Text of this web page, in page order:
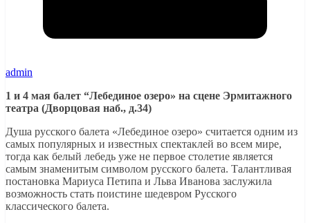
admin
1 и 4 мая балет “Лебединое озеро» на сцене Эрмитажного
театра (Дворцовая наб., д.34)
Душа русского балета «Лебединое озеро» считается одним из
самых популярных и известных спектаклей во всем мире,
тогда как белый лебедь уже не первое столетие является
самым знаменитым символом русского балета. Талантливая
постановка Мариуса Петипа и Льва Иванова заслужила
возможность стать поистине шедевром Русского
классического балета.